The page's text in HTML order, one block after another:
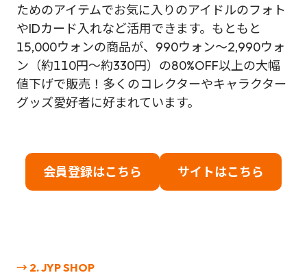
ためのアイテムでお気に入りのアイドルのフォト
やIDカード入れなど活用できます。もともと
15,000ウォンの商品が、990ウォン～2,990ウォ
ン（約110円～約330円）の80%OFF以上の大幅
値下げで販売！多くのコレクターやキャラクター
グッズ愛好者に好まれています。
会員登録はこちら サイトはこちら
→ 2. JYP SHOP